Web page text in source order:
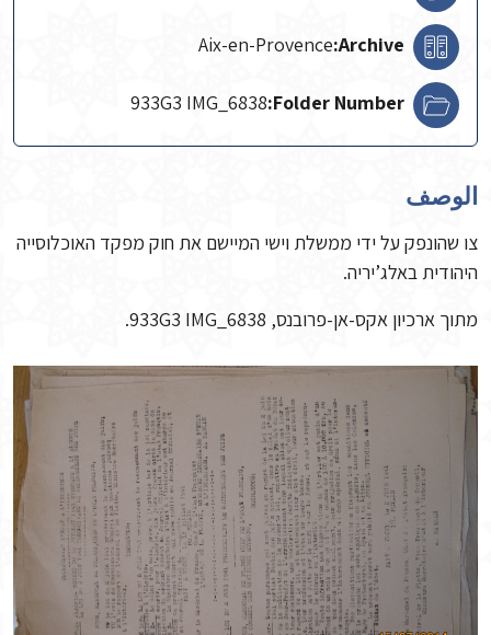
Archive:
Aix-en-Provence
Folder Number:
933G3 IMG_6838
الوصف
צו שהונפק על ידי ממשלת וישי המיישם את חוק מפקד האוכלוסייה
היהודית באלג’יריה.
מתוך ארכיון אקס-אן-פרובנס, 933G3 IMG_6838.